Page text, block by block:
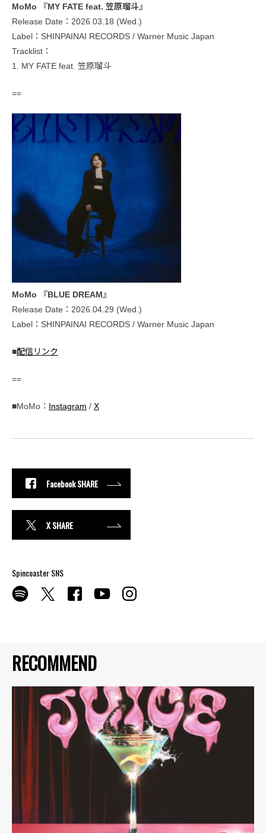
RECOMMEND
MoMo 『MY FATE feat. 笠原瑠斗』
Release Date：2026.03.18 (Wed.)
Label：SHINPAINAI RECORDS / Warner Music Japan
Tracklist：
1. MY FATE feat. 笠原瑠斗
==
MoMo 『BLUE DREAM』
Release Date：2026.04.29 (Wed.)
Label：SHINPAINAI RECORDS / Warner Music Japan
■配信リンク
==
■MoMo： Instagram / X
Facebook SHARE
X SHARE
Spincoaster SNS